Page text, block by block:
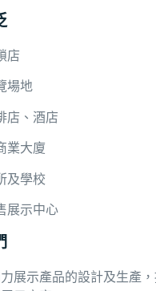
店
場地
店、酒店
業大廈
及學校
展示中心
展示產品的設計及生產